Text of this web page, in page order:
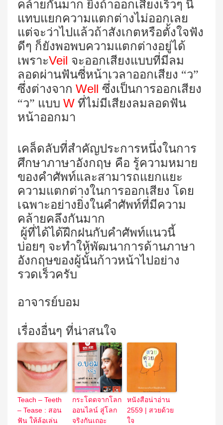
คล้ายกันมาก ยิ่งถ้าออกเสียงเร็วๆ นี่
แทบแยกความแตกต่างไม่ออกเลย
แต่จะว่าไปแล้วถ้าสังเกตหรือตั้งใจฟัง
ดีๆ ก็ยังพอพบความแตกต่างอยู่ได้
เพราะVeil จะออกเสียงแบบที่มีลม
ลอดผ่านฟันซี่หน้าเวลาออกเสียง “ว”
ซึ่งต่างจาก Well ซึ่งเป็นการออกเสียง
“ว” แบบ W ที่ไม่มีเสียงลมลอดฟัน
หน้าออกมา
เคล็ดลับที่สำคัญประการหนึ่งในการ
ศึกษาภาษาอังกฤษ คือ รู้ความหมาย
ของคำศัพท์และสามารถแยกแยะ
ความแตกต่างในการออกเสียง โดย
เฉพาะอย่างยิ่งในคำศัพท์ที่มีความ
คล้ายคลึงกันมาก
ผู้ที่ได้ได้ฝึกฝนกับคำศัพท์แนวนี้
บ่อยๆ จะทำให้พัฒนาการด้านภาษา
อังกฤษของผู้นั้นก้าวหน้าไปอย่าง
รวดเร็วครับ
อาจารย์บอม
เรื่องอื่นๆ ที่น่าสนใจ
Teach – Teeth
– Tease : สอน
ฟัน ให้ล้อเล่น
กระโดดจากโลก
ออนไลน์ สู่โลก
จริงกันเถอะ
หนังสือน่าอ่าน
2559 | สวยด้วย
ใจ